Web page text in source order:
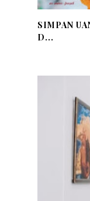
SIMPAN
D...